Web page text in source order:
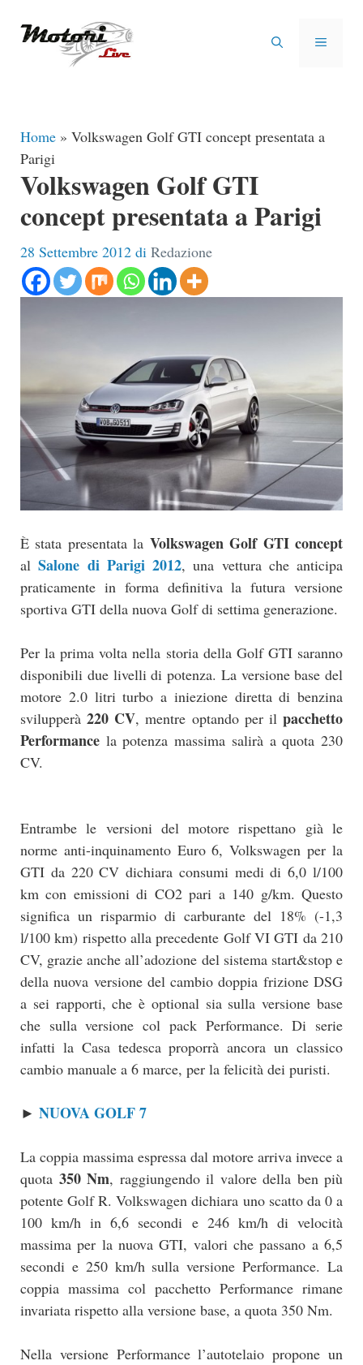
MENU
Home » Volkswagen Golf GTI concept presentata a
Parigi
Volkswagen Golf GTI
concept presentata a Parigi
28 Settembre 2012 di Redazione
È stata presentata la Volkswagen Golf GTI concept
alSalone di Parigi 2012, una vettura che anticipa
praticamente in forma definitiva la futura versione
sportiva GTI della nuova Golf di settima generazione.
Per la prima volta nella storia della Golf GTI saranno
disponibili due livelli di potenza. La versione base del
motore 2.0 litri turbo a iniezione diretta di benzina
svilupperà220 CV, mentre optando per ilpacchetto
Performance la potenza massima salirà a quota 230
CV.
Entrambe le versioni del motore rispettano già le
norme anti-inquinamento Euro 6, Volkswagen per la
GTI da 220 CV dichiara consumi medi di 6,0 l/100
km con emissioni di CO2 pari a 140 g/km. Questo
significa un risparmio di carburante del 18% (-1,3
l/100 km) rispetto alla precedente Golf VI GTI da 210
CV, grazie anche all’adozione del sistema start&stop e
della nuova versione del cambio doppia frizione DSG
a sei rapporti, che è optional sia sulla versione base
che sulla versione col pack Performance. Di serie
infatti la Casa tedesca proporrà ancora un classico
cambio manuale a 6 marce, per la felicità dei puristi.
► NUOVA GOLF 7
La coppia massima espressa dal motore arriva invece a
quota 350 Nm, raggiungendo il valore della ben più
potente Golf R. Volkswagen dichiara uno scatto da 0 a
100 km/h in 6,6 secondi e 246 km/h di velocità
massima per la nuova GTI, valori che passano a 6,5
secondi e 250 km/h sulla versione Performance. La
coppia massima col pacchetto Performance rimane
invariata rispetto alla versione base, a quota 350 Nm.
Nella versione Performance l’autotelaio propone un